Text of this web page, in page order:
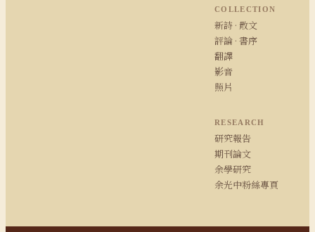
COLLECTION
新詩 · 散文
評論 · 書序
翻譯
影音
照片
RESEARCH
研究報告
期刊論文
余學研究
余光中粉絲專頁